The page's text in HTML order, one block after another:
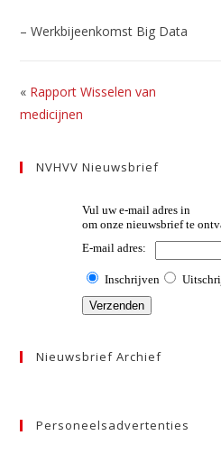
– Werkbijeenkomst Big Data
« Rapport Wisselen van
medicijnen
NVHVV Nieuwsbrief
Nieuwsbrief Archief
Personeelsadvertenties